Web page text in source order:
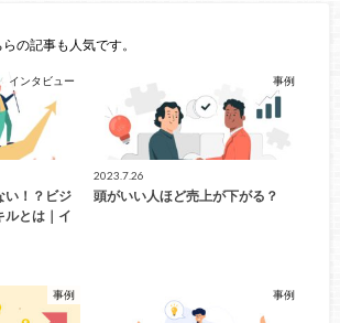
らの記事も人気です。
インタビュー
い！？ビジ
ルとは｜イ
事例
2023.7.26
頭がいい人ほど売上が下がる？
事例 事例